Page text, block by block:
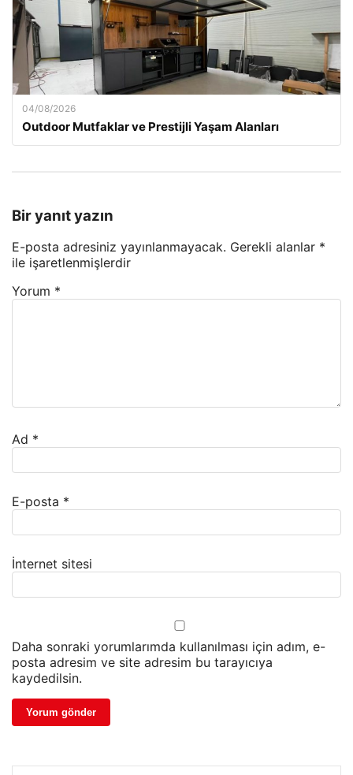
04/08/2026
Outdoor Mutfaklar ve Prestijli Yaşam Alanları
Bir yanıt yazın
E-posta adresiniz yayınlanmayacak. Gerekli alanlar *
ile işaretlenmişlerdir
Yorum *
Ad *
E-posta *
İnternet sitesi
Daha sonraki yorumlarımda kullanılması için adım, e-
posta adresim ve site adresim bu tarayıcıya
kaydedilsin.